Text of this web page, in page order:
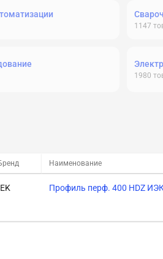
1147
1980
Наименование
Профиль перф. 400 HDZ